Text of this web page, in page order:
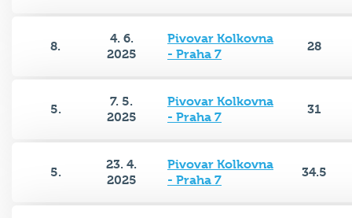
8.
4. 6.
2025
Pivovar Kolkovna
- Praha 7
28
5.
7. 5.
2025
Pivovar Kolkovna
- Praha 7
31
5.
23. 4.
2025
Pivovar Kolkovna
- Praha 7
34.5